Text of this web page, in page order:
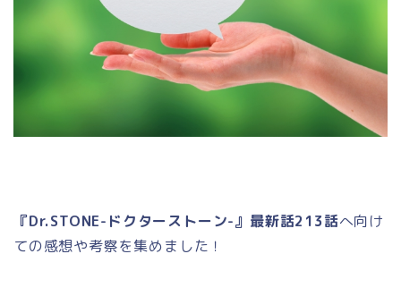
『Dr.STONE-ドクターストーン-』最新話213話へ向け
ての感想や考察を集めました！